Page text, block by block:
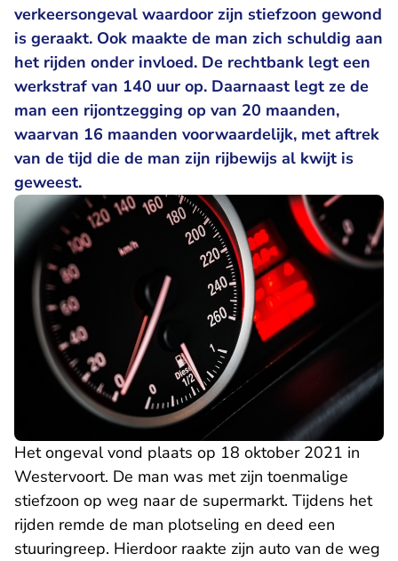
verkeersongeval waardoor zijn stiefzoon gewond
is geraakt. Ook maakte de man zich schuldig aan
het rijden onder invloed. De rechtbank legt een
werkstraf van 140 uur op. Daarnaast legt ze de
man een rijontzegging op van 20 maanden,
waarvan 16 maanden voorwaardelijk, met aftrek
van de tijd die de man zijn rijbewijs al kwijt is
geweest.
Het ongeval vond plaats op 18 oktober 2021 in
Westervoort. De man was met zijn toenmalige
stiefzoon op weg naar de supermarkt. Tijdens het
rijden remde de man plotseling en deed een
stuuringreep. Hierdoor raakte zijn auto van de weg